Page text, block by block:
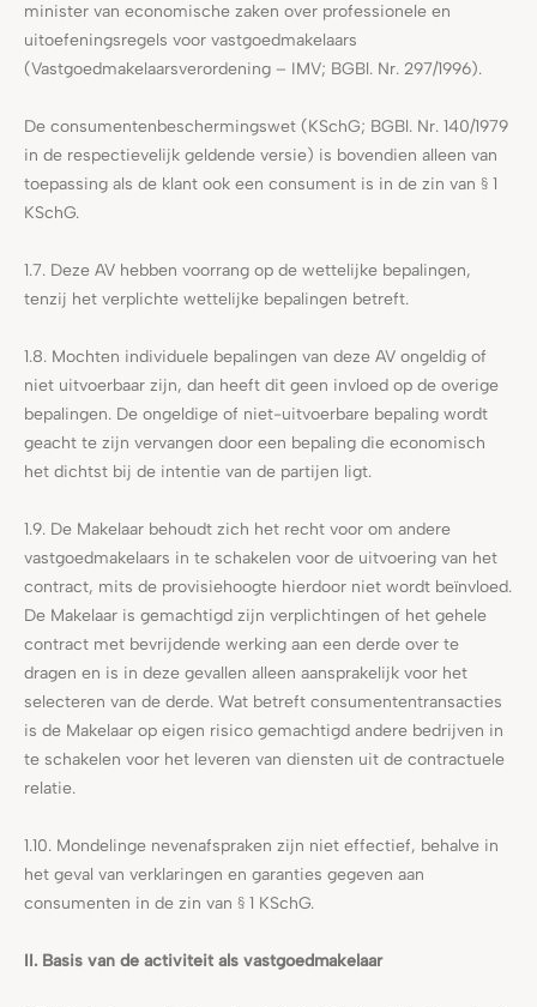
minister van economische zaken over professionele en
uitoefeningsregels voor vastgoedmakelaars
(Vastgoedmakelaarsverordening – IMV; BGBl. Nr. 297/1996).
De consumentenbeschermingswet (KSchG; BGBl. Nr. 140/1979
in de respectievelijk geldende versie) is bovendien alleen van
toepassing als de klant ook een consument is in de zin van § 1
KSchG.
1.7. Deze AV hebben voorrang op de wettelijke bepalingen,
tenzij het verplichte wettelijke bepalingen betreft.
1.8. Mochten individuele bepalingen van deze AV ongeldig of
niet uitvoerbaar zijn, dan heeft dit geen invloed op de overige
bepalingen. De ongeldige of niet-uitvoerbare bepaling wordt
geacht te zijn vervangen door een bepaling die economisch
het dichtst bij de intentie van de partijen ligt.
1.9. De Makelaar behoudt zich het recht voor om andere
vastgoedmakelaars in te schakelen voor de uitvoering van het
contract, mits de provisiehoogte hierdoor niet wordt beïnvloed.
De Makelaar is gemachtigd zijn verplichtingen of het gehele
contract met bevrijdende werking aan een derde over te
dragen en is in deze gevallen alleen aansprakelijk voor het
selecteren van de derde. Wat betreft consumententransacties
is de Makelaar op eigen risico gemachtigd andere bedrijven in
te schakelen voor het leveren van diensten uit de contractuele
relatie.
1.10. Mondelinge nevenafspraken zijn niet effectief, behalve in
het geval van verklaringen en garanties gegeven aan
consumenten in de zin van § 1 KSchG.
II. Basis van de activiteit als vastgoedmakelaar